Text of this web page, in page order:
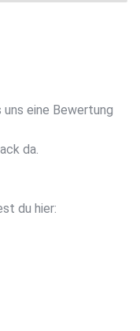
uns eine Bewertung
da.
du hier: